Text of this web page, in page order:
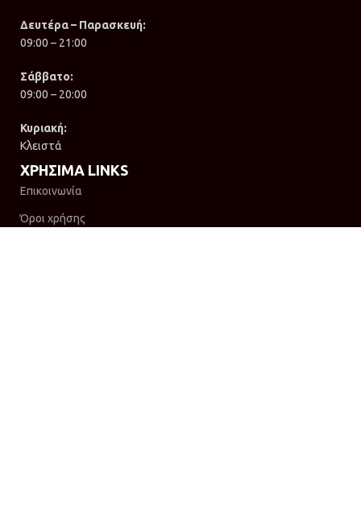
Δευτέρα – Παρασκευή:
09:00 – 21:00
Σάββατο:
09:00 – 20:00
Κυριακή:
Κλειστά
ΧΡΗΣΙΜΑ LINKS
Επικοινωνία
Όροι χρήσης